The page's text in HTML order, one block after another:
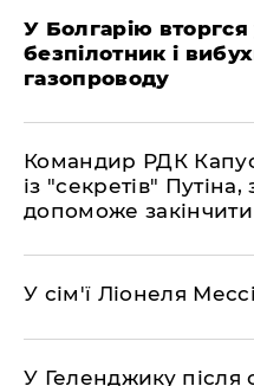
У Болгарію
безпілотник і
газопроводу
Командир РДК
із "секретів"
допоможе закінчити
У сім'ї Ліонеля
У Геленджику після